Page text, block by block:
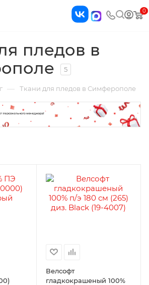
0
пледов в
5
— Ткани для пледов в Симферополе
Велсофт
гладкокрашеный 100%